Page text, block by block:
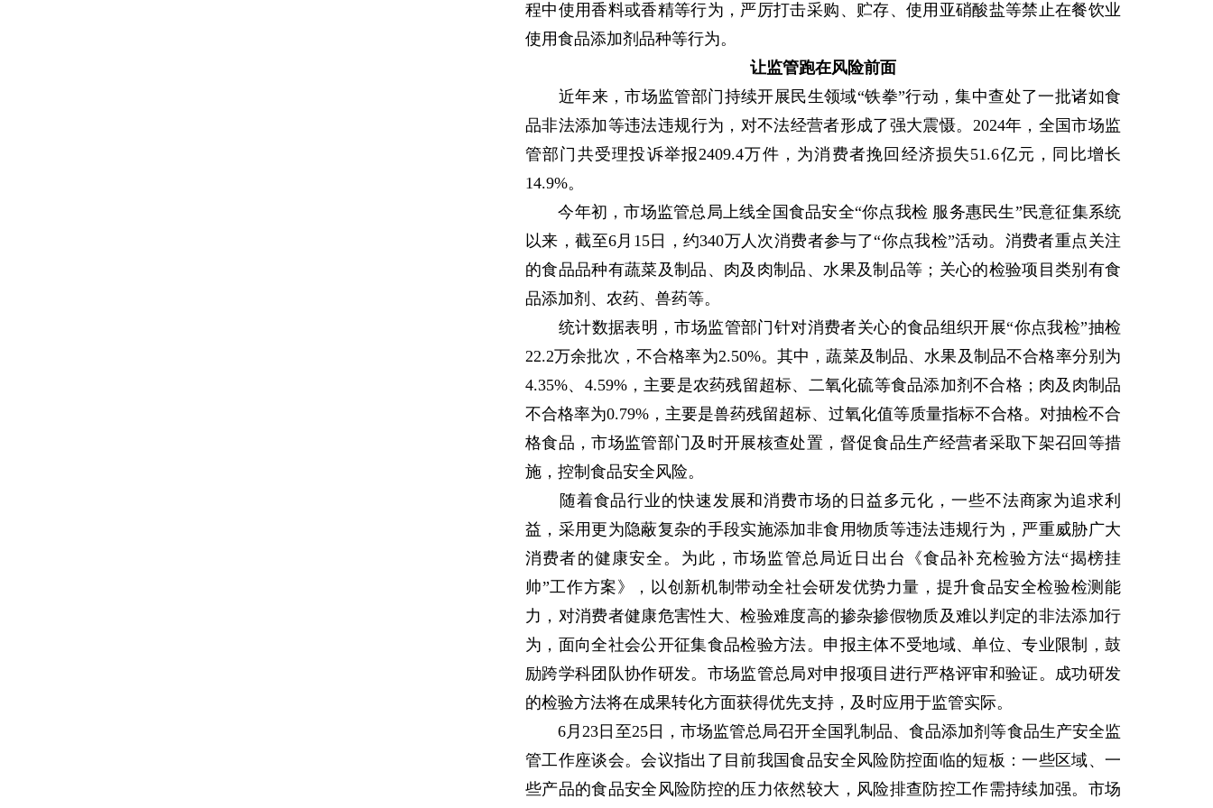
程中使用香料或香精等行为，严厉打击采购、贮存、使用亚硝酸盐等禁止在餐饮业
使用食品添加剂品种等行为。
让监管跑在风险前面
近年来，市场监管部门持续开展民生领域“铁拳”行动，集中查处了一批诸如食
品非法添加等违法违规行为，对不法经营者形成了强大震慑。2024年，全国市场监
管部门共受理投诉举报2409.4万件，为消费者挽回经济损失51.6亿元，同比增长
14.9%。
今年初，市场监管总局上线全国食品安全“你点我检 服务惠民生”民意征集系统
以来，截至6月15日，约340万人次消费者参与了“你点我检”活动。消费者重点关注
的食品品种有蔬菜及制品、肉及肉制品、水果及制品等；关心的检验项目类别有食
品添加剂、农药、兽药等。
统计数据表明，市场监管部门针对消费者关心的食品组织开展“你点我检”抽检
22.2万余批次，不合格率为2.50%。其中，蔬菜及制品、水果及制品不合格率分别为
4.35%、4.59%，主要是农药残留超标、二氧化硫等食品添加剂不合格；肉及肉制品
不合格率为0.79%，主要是兽药残留超标、过氧化值等质量指标不合格。对抽检不合
格食品，市场监管部门及时开展核查处置，督促食品生产经营者采取下架召回等措
施，控制食品安全风险。
随着食品行业的快速发展和消费市场的日益多元化，一些不法商家为追求利
益，采用更为隐蔽复杂的手段实施添加非食用物质等违法违规行为，严重威胁广大
消费者的健康安全。为此，市场监管总局近日出台《食品补充检验方法“揭榜挂
帅”工作方案》，以创新机制带动全社会研发优势力量，提升食品安全检验检测能
力，对消费者健康危害性大、检验难度高的掺杂掺假物质及难以判定的非法添加行
为，面向全社会公开征集食品检验方法。申报主体不受地域、单位、专业限制，鼓
励跨学科团队协作研发。市场监管总局对申报项目进行严格评审和验证。成功研发
的检验方法将在成果转化方面获得优先支持，及时应用于监管实际。
6月23日至25日，市场监管总局召开全国乳制品、食品添加剂等食品生产安全监
管工作座谈会。会议指出了目前我国食品安全风险防控面临的短板：一些区域、一
些产品的食品安全风险防控的压力依然较大，风险排查防控工作需持续加强。市场